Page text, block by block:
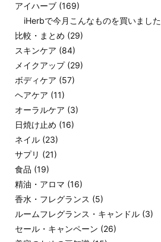
アイハーブ (169)
iHerbで今月こんなものを買いました
比較・まとめ (29)
スキンケア (84)
メイクアップ (29)
ボディケア (57)
ヘアケア (11)
オーラルケア (3)
日焼け止め (16)
ネイル (23)
サプリ (21)
食品 (19)
精油・アロマ (16)
香水・フレグランス (5)
ルームフレグランス・キャンドル (3)
セール・キャンペーン (26)